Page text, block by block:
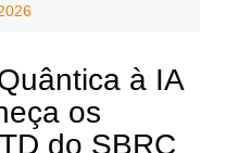
à IA
os
do SBRC